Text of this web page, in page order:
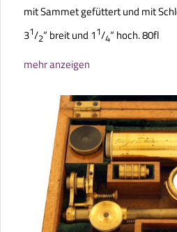
mit Sammet gefüttert und mit
31/2“ breit und 11/4“ hoch. 80fl
mehr anzeigen